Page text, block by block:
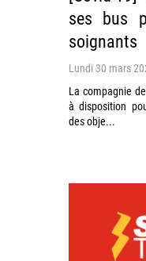
ses bus
soignants
Lundi 30 mars
La compagnie
à disposition
des obje...